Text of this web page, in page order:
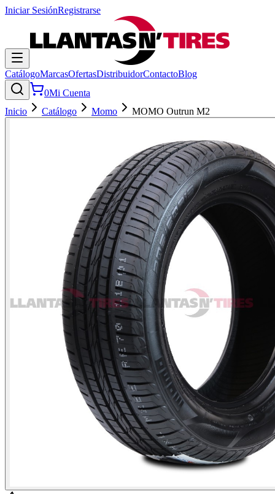
Iniciar SesiónRegistrarse
CatálogoMarcasOfertasDistribuidorContactoBlog
0Mi Cuenta
Inicio
Catálogo Momo MOMO Outrun M2